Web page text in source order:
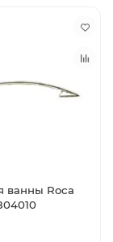
ванны Roca